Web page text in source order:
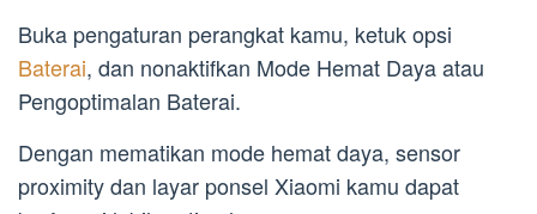
Buka pengaturan perangkat kamu, ketuk opsi
Baterai, dan nonaktifkan Mode Hemat Daya atau
Pengoptimalan Baterai.
Dengan mematikan mode hemat daya, sensor
proximity dan layar ponsel Xiaomi kamu dapat